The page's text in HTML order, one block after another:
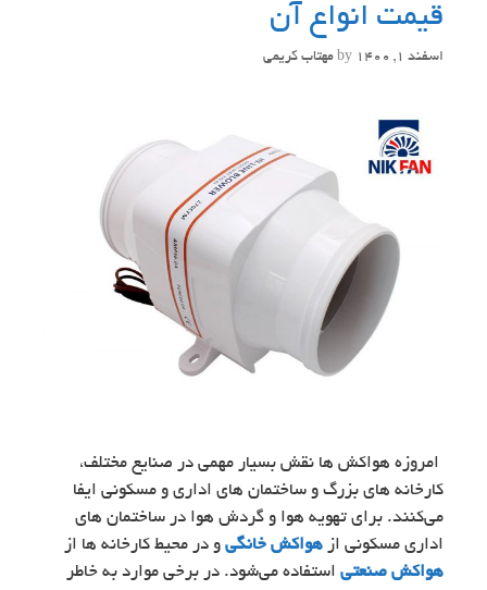
قیمت انواع آن
اسفند 1, 1400 by مهتاب کریمی
امروزه هواکش ها نقش بسیار مهمی در صنایع مختلف،
کارخانه های بزرگ و ساختمان های اداری و مسکونی ایفا
می‌کنند. برای تهویه هوا و گردش هوا در ساختمان های
اداری مسکونی از هواکش خانگی و در محیط کارخانه ها از
هواکش صنعتی استفاده می‌شود. در برخی موارد به خاطر